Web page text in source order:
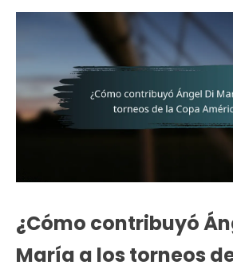
¿Cómo contribuyó
María a los torneos